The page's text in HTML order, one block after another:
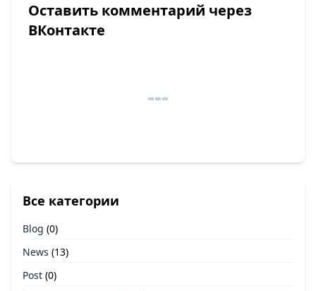
Оставить комментарий через
ВКонтакте
Все категории
Blog (0)
News (13)
Post (0)